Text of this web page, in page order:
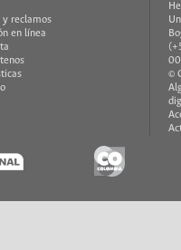
y reclamos
en línea
©